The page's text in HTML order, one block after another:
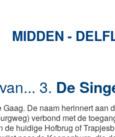
MIDDEN -
3. De
De naam herinnert
verbond met de
de huidige Hofbrug of